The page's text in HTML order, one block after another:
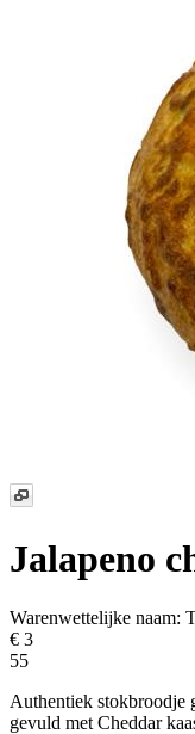
Jalapeno
Warenwettelijke naam:
€ 3
55
Authentiek stokbroodje
gevuld met Cheddar